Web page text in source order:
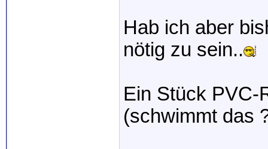
Hab ich aber
nötig zu sein..
Ein Stück PVC-
(schwimmt das